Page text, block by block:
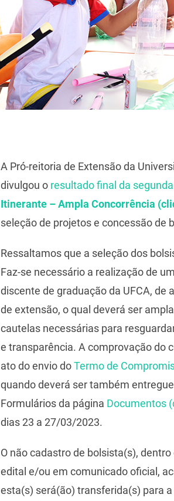
A Pró-reitoria de Extensão da
divulgou o resultado final da
Itinerante – Ampla Concorrência
seleção de projetos e concessão de
Ressaltamos que a seleção dos
Faz-se necessário a realização de
discente de graduação da UFCA, de
de extensão, o qual deverá ser
cautelas necessárias para
e transparência. A comprovação do
ato do envio doTermo de
quando deverá ser também
Formulários da página Documentos
dias 23 a 27/03/2023.
O não cadastro de bolsista(s),
edital e/ou em comunicado oficial,
esta(s) será(ão) transferida(s) para